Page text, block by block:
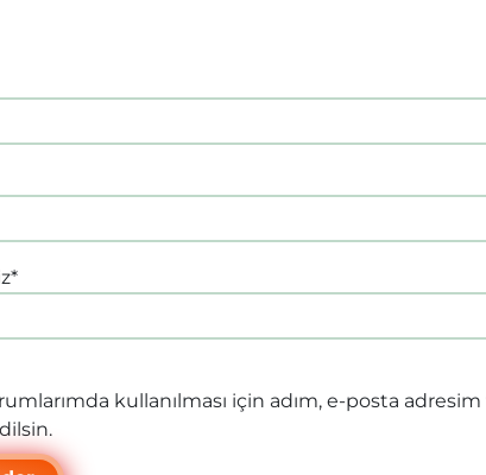
*
kullanılması için adım, e-posta